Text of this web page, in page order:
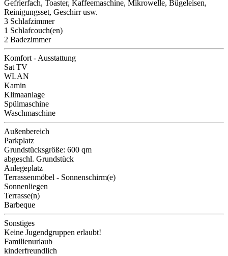
Gefrierfach, Toaster, Kaffeemaschine, Mikrowelle, Bügeleisen,
Reinigungsset, Geschirr usw.
3 Schlafzimmer
1 Schlafcouch(en)
2 Badezimmer
Komfort - Ausstattung
Sat TV
WLAN
Kamin
Klimaanlage
Spülmaschine
Waschmaschine
Außenbereich
Parkplatz
Grundstücksgröße: 600 qm
abgeschl. Grundstück
Anlegeplatz
Terrassenmöbel - Sonnenschirm(e)
Sonnenliegen
Terrasse(n)
Barbeque
Sonstiges
Keine Jugendgruppen erlaubt!
Familienurlaub
kinderfreundlich